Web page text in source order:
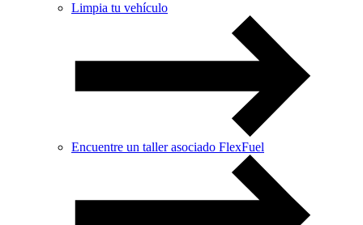
Limpia tu vehículo
Encuentre un taller asociado FlexFuel